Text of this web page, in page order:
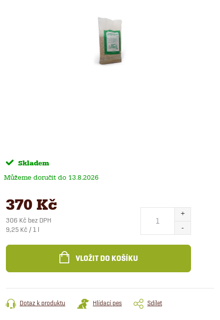
Skladem
13.8.2026
370 Kč
306 Kč bez DPH
Měrná
9,25 Kč / 1 l
VLOŽIT DO KOŠÍKU
Dotaz k produktu Hlídací pes Sdílet